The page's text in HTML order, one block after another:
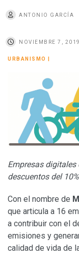
ANTONIO GARCÍA
NOVIEMBRE 7, 2019
URBANISMO
Empresas
descuentos del
Con el nombre de
que articula a 16
a contribuir con el
emisiones y
calidad de vida de